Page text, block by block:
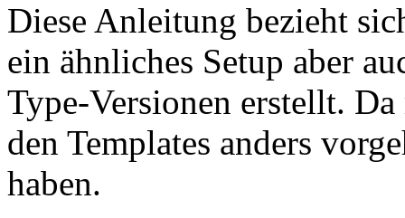
Diese Anleitung bezieht
ein ähnliches Setup aber
Type-Versionen erstellt.
den Templates anders
haben.